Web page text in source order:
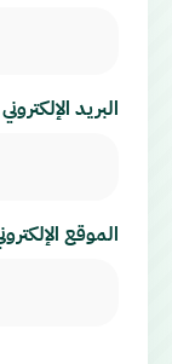
البريد الإلكتروني
الموقع